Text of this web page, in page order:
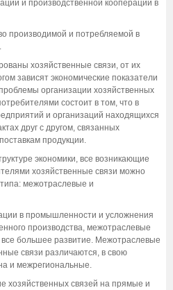
и производственной кооперации в
производимой и потребляемой в
хозяйственные связи, от их
зависят экономические показатели
организации хозяйственных
состоит в том, что в
и организаций находящихся
друг с другом, связанных
продукции.
экономики, все возникающие
хозяйственные связи можно
межотраслевые и
в промышленности и усложнения
производства, межотраслевые
большее развитие. Межотраслевые
связи различаются, в свою
и межрегиональные.
хозяйственных связей на прямые и